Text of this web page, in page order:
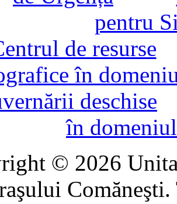
pentru
în
© 2026